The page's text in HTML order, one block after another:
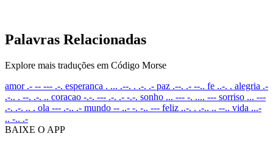
Palavras Relacionadas
Explore mais traduções em Código Morse
amor .- -- --- .-. esperanca . ... .--. . .-. .- paz .--. .- --.. fe ..-. . alegria .-
.-.. . --. .-. .. coracao -.-. --- .-. .- -.-. sonho ... --- -. .... --- sorriso ... ---
.-. .-. .. . ola --- .-.. .- mundo -- ..- -. -.. --- feliz ..-. . .-.. .. --.. vida ...-
.. -.. .-
BAIXE O APP